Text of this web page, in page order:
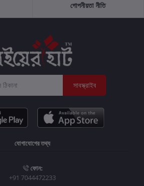
গোপনীয়তা নীতি
সাবস্ক্রাইব
যোগাযোগের তথ্য
ফোন:
+91 7044472233